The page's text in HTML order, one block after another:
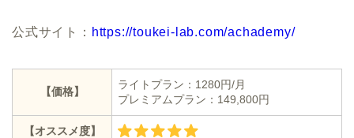
公式サイト： https://toukei-lab.com/achademy/
【価格】
ライトプラン：1280円/月
プレミアムプラン：149,800円
【オススメ度】